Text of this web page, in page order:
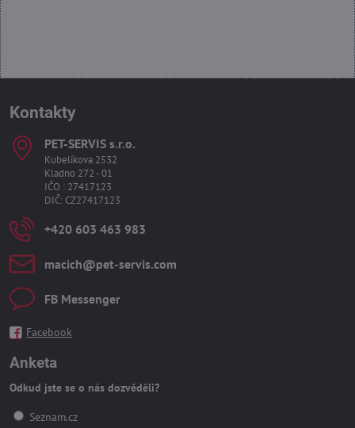
Kontakty
PET-SERVIS s​.r​.o​.
Kubelíkova 2532
Kladno 272 - 01
IČO : 27417123
DIČ: CZ27417123
+420 603 463 983
macich​@pet-servis​.com
FB Messenger
Facebook
Anketa
Odkud jste se o nás dozvěděli?
Seznam.cz